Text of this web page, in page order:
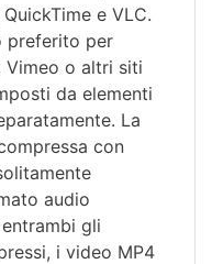
e VLC.
preferito per
Vimeo o altri siti
da elementi
La
con
audio
gli
i video MP4